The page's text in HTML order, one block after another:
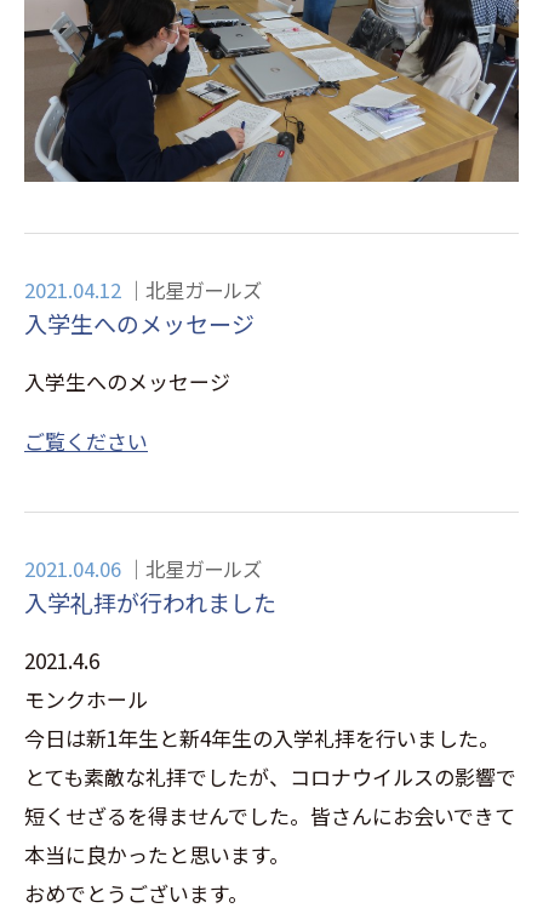
2021.04.12 北星ガールズ
入学生へのメッセージ
入学生へのメッセージ
ご覧ください
2021.04.06 北星ガールズ
入学礼拝が行われました
2021.4.6
モンクホール
今日は新1年生と新4年生の入学礼拝を行いました。
とても素敵な礼拝でしたが、コロナウイルスの影響で
短くせざるを得ませんでした。皆さんにお会いできて
本当に良かったと思います。
おめでとうございます。